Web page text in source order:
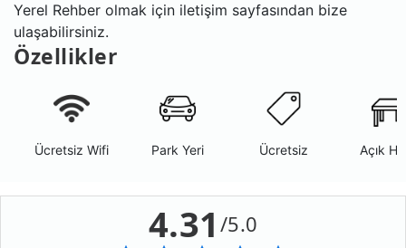
Yerel Rehber olmak için iletişim sayfasından bize
ulaşabilirsiniz.
Özellikler
Ücretsiz Wifi Park Yeri Ücretsiz Açık
4.31 /5.0